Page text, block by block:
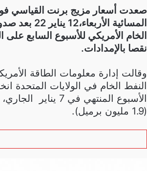
المسائية
الخام الأمريكي للأسبوع السابع على
نقصا بالإمدادات.
وقالت إدارة معلومات الطاقة
الأسبوع المنتهي
(1.9 مليون برميل).